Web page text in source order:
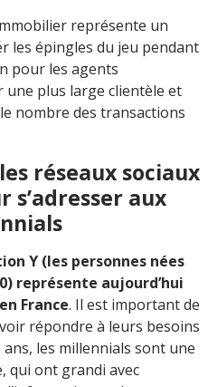
représente un
les épingles du jeu pendant
pour les agents
plus large clientèle et
nombre des transactions
réseaux sociaux
aux
Y (les personnes nées
représente aujourd’hui
France. Il est important de
répondre à leurs besoins
les millennials sont une
qui ont grandi avec